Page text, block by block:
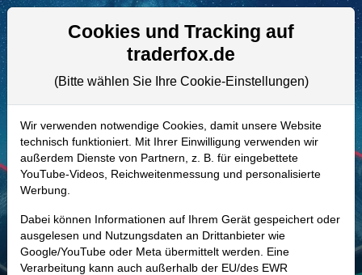
Aktien- und Artikelsuche
A41986 | GLXY–Galaxy Digital
Aktie
Realtime-Aktienkurs:
- - -
-
Marktkapitalisierung 3,93 Mrd. USD
Cookies und Tracking auf
traderfox.de
(Bitte wählen Sie Ihre Cookie-Einstellungen)
Wir verwenden notwendige Cookies, damit unsere Website
technisch funktioniert. Mit Ihrer Einwilligung verwenden wir
außerdem Dienste von Partnern, z. B. für eingebettete
YouTube-Videos, Reichweitenmessung und personalisierte
Werbung.
Dabei können Informationen auf Ihrem Gerät gespeichert oder
ausgelesen und Nutzungsdaten an Drittanbieter wie
Google/YouTube oder Meta übermittelt werden. Eine
Verarbeitung kann auch außerhalb der EU/des EWR